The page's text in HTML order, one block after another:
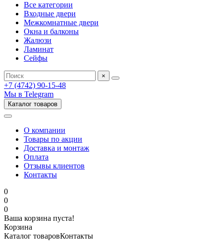
Все категории
Входные двери
Межкомнатные двери
Окна и балконы
Жалюзи
Ламинат
Сейфы
×
+7 (4742) 90-15-48
Мы в Telegram
Каталог товаров
О компании
Товары по акции
Доставка и монтаж
Оплата
Отзывы клиентов
Контакты
0
0
0
Ваша корзина пуста!
Корзина
Каталог товаровКонтакты